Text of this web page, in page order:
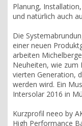
Planung,
und natürlich auch
Die
einer neuen
arbeiten
Neuheiten, wie zum
vierten Generation,
werden wird. Ein
Intersolar 2016 in
Kurzprofil neeo by
High Performance